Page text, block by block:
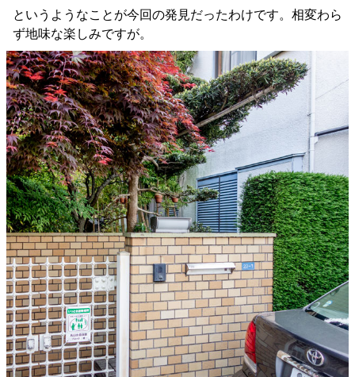
というようなことが今回の発見だったわけです。相変わら
ず地味な楽しみですが。